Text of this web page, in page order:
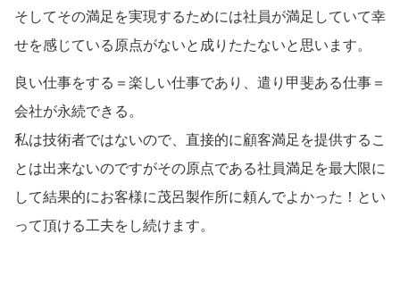
そしてその満足を実現するためには社員が満足していて幸
せを感じている原点がないと成りたたないと思います。
良い仕事をする＝楽しい仕事であり、遣り甲斐ある仕事＝
会社が永続できる。
私は技術者ではないので、直接的に顧客満足を提供するこ
とは出来ないのですがその原点である社員満足を最大限に
して結果的にお客様に茂呂製作所に頼んでよかった！とい
って頂ける工夫をし続けます。